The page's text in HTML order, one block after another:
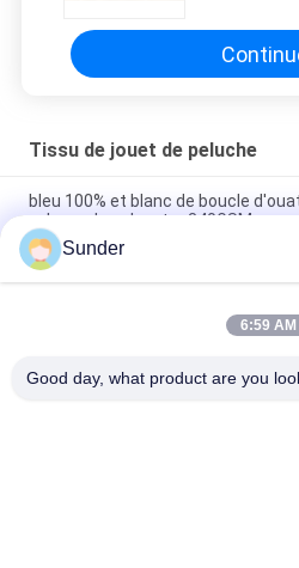
Tissu de jouet de peluche
bleu 100% et blanc de boucle
velours du polyester 340GSM
largeur 100% de tricotage du rose
polyester de tissu de jouet de la
le tissu de jouet de la peluche
Sunder
6:59 AM
Good day, what product are you